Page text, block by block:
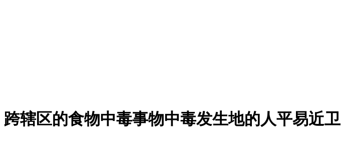
跨辖区的食物中毒事物中毒发生地的人平易近卫